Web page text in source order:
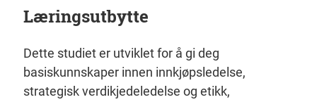
Læringsutbytte
Dette studiet er utviklet for å gi deg
basiskunnskaper innen innkjøpsledelse,
strategisk verdikjedeledelse og etikk,